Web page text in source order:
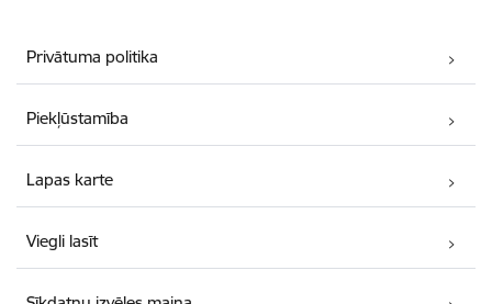
Privātuma politika
Piekļūstamība
Lapas karte
Viegli lasīt